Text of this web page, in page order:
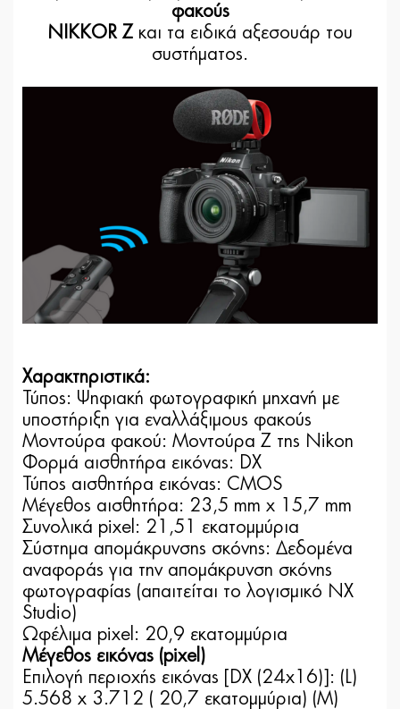
φακούς
NIKKOR Z και τα ειδικά αξεσουάρ του
συστήματος.
Χαρακτηριστικά:
Τύπος: Ψηφιακή φωτογραφική μηχανή με
υποστήριξη για εναλλάξιμους φακούς
Μοντούρα φακού: Μοντούρα Ζ της Nikon
Φορμά αισθητήρα εικόνας: DX
Τύπος αισθητήρα εικόνας: CMOS
Μέγεθος αισθητήρα: 23,5 mm x 15,7 mm
Συνολικά pixel: 21,51 εκατομμύρια
Σύστημα απομάκρυνσης σκόνης: Δεδομένα
αναφοράς για την απομάκρυνση σκόνης
φωτογραφίας (απαιτείται το λογισμικό NX
Studio)
Ωφέλιμα pixel: 20,9 εκατομμύρια
Μέγεθος εικόνας (pixel)
Επιλογή περιοχής εικόνας [DX (24x16)]: (L)
5.568 x 3.712 ( 20,7 εκατομμύρια) (M)